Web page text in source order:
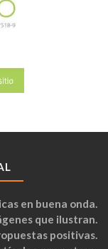
en buena onda.
que ilustran.
positivas.